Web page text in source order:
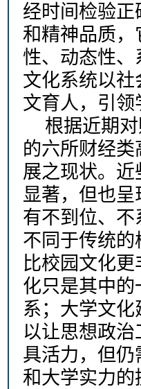
经时间检验
和精神品质
性、动态性
文化系统以
文育人，引
根据近期
的六所财经
展之现状。
显著，但也
有不到位、
不同于传统
比校园文化
化只是其中
系；大学文
以让思想政
具活力，但
和大学实力